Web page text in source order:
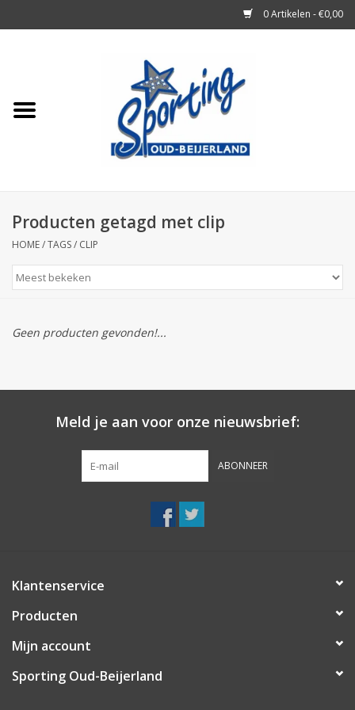
0 Artikelen - €0,00
Tennisrackets
Merken
Producten getagd met clip
HOME/TAGS/ CLIP
Geen producten gevonden!...
Meld je aan voor onze nieuwsbrief:
ABONNEER
Klantenservice
Producten
Mijn account
Sporting Oud-Beijerland